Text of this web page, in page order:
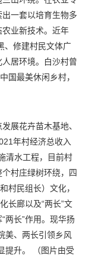
一套以培育生物多
业新技术。近年
、修建村民文体广
居环境。白沙村曾
国最美休闲乡村，
展花卉苗木基地、
年村经济总收入
清水工程，目前村
村庄绿树环绕，四
村民组长）文化，
长廊以及“两长”文
两长”作用。现华扬
美、两长引领乡风
提升。 （图片由受